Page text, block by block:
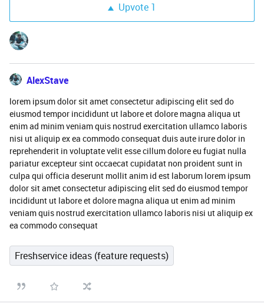
Upvote 1
AlexStave
lorem ipsum dolor sit amet consectetur adipiscing elit sed do
eiusmod tempor incididunt ut labore et dolore magna aliqua ut
enim ad minim veniam quis nostrud exercitation ullamco laboris
nisi ut aliquip ex ea commodo consequat duis aute irure dolor in
reprehenderit in voluptate velit esse cillum dolore eu fugiat nulla
pariatur excepteur sint occaecat cupidatat non proident sunt in
culpa qui officia deserunt mollit anim id est laborum lorem ipsum
dolor sit amet consectetur adipiscing elit sed do eiusmod tempor
incididunt ut labore et dolore magna aliqua ut enim ad minim
veniam quis nostrud exercitation ullamco laboris nisi ut aliquip ex
ea commodo consequat
Freshservice ideas (feature requests)